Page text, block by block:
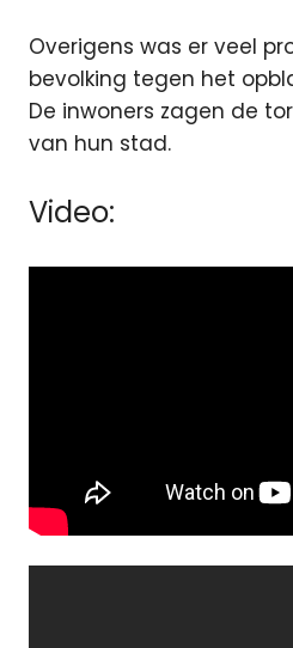
Overigens was er veel
bevolking tegen het
De inwoners zagen de
van hun stad.
Video: